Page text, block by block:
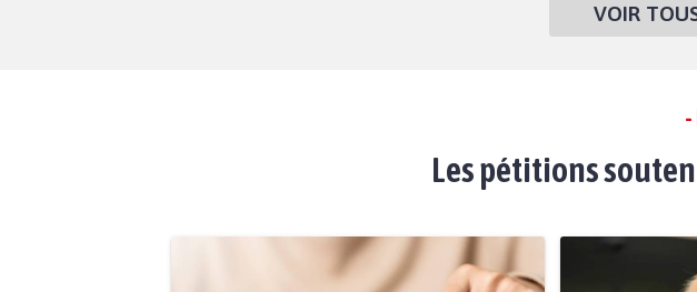
VOIR
-
Les pétitions